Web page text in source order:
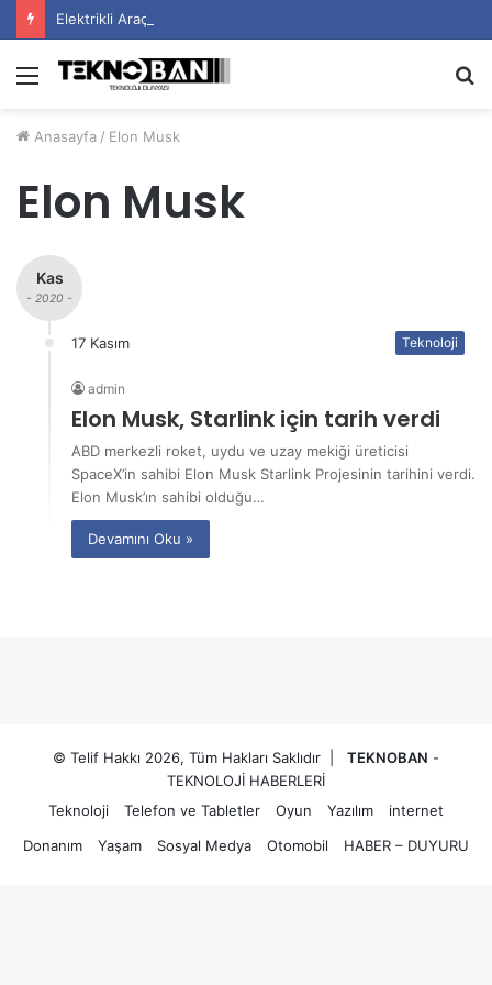
Elektrikli Araç Bataryalarının Ömrü Nasıl Uzatılır?
Menü
Anasayfa / Elon Musk
Elon Musk
Kas
- 2020 -
17 Kasım Teknoloji
admin
Elon Musk, Starlink için tarih verdi
ABD merkezli roket, uydu ve uzay mekiği üreticisi
SpaceX’in sahibi Elon Musk Starlink Projesinin tarihini verdi.
Elon Musk’ın sahibi olduğu…
Devamını Oku »
© Telif Hakkı 2026, Tüm Hakları Saklıdır | TEKNOBAN -
TEKNOLOJİ HABERLERİ
Teknoloji
Telefon ve Tabletler Oyun Yazılım
internet
Donanım
Yaşam Sosyal Medya Otomobil HABER – DUYURU